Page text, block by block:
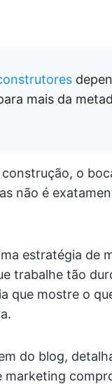
mais da
o
não é
estratégia de
trabalhe tão
que mostre o
do blog,
marketing